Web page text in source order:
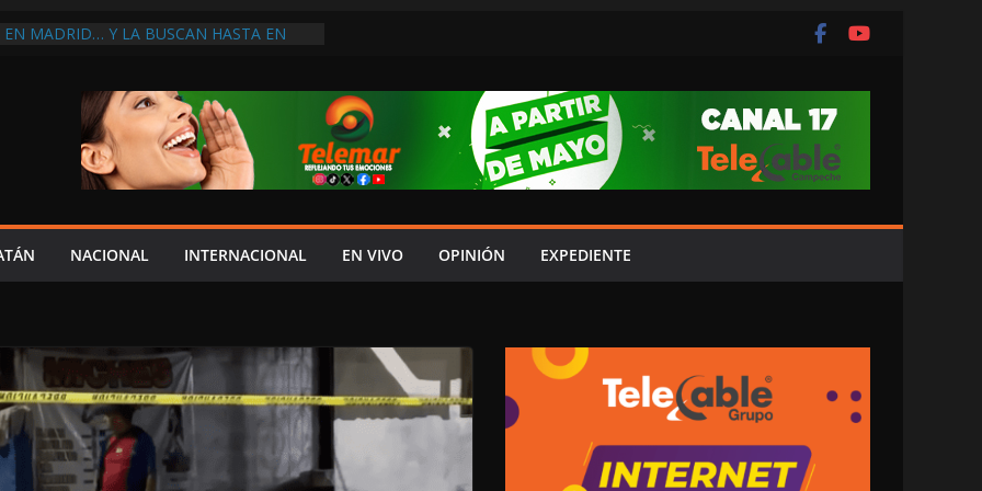
EN MADRID… Y LA BUSCAN HASTA EN
EN UNA DE LAS CADENAS DE ARTÍCULOS
DE EUROPA: MARCEL CARRILLO
PEOR MOMENTO: PAN; LA ECONOMÍA
CRECE LA INSEGURIDAD, NO HAY
CRÍTICOS SON CENSURADOS
EL TIEMPO”; INFRAESTRUCTURA
Y URGE MODERNIZARLA:
NACIONAL INTERNACIONAL EN VIVO OPINIÓN EXPEDIENTE